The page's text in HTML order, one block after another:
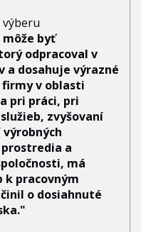
byť
odpracoval v
a dosahuje výrazné
firmy v oblasti
pri práci, pri
zvyšovaní
a
má
k pracovným
o dosiahnuté